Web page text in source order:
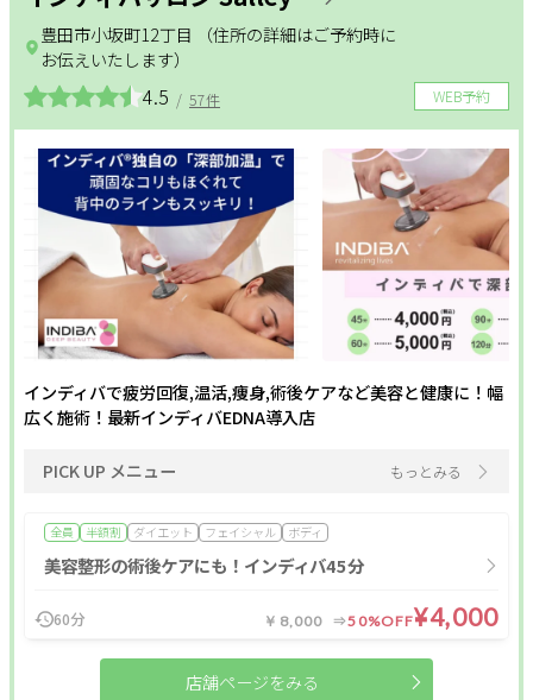
WEB予約
4.5 / 57件
豊田市小坂町12丁目 （住所の詳細はご予約時に
お伝えいたします）
インディバで疲労回復,温活,痩身,術後ケアなど美容と健康に！幅
広く施術！最新インディバEDNA導入店
PICK UP メニュー もっとみる
全員 半額割 ダイエット フェイシャル ボディ
美容整形の術後ケアにも！インディバ45分
60分 ￥8,000 50%OFF¥4,000
店舗ページをみる